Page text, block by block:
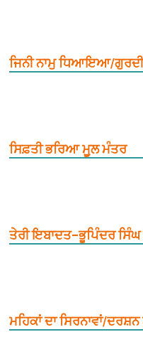
ਜਿਨੀ ਨਾਮੁ ਧਿਆਇਆ/
ਸਿਫ਼ਤੀ ਭਰਿਆ ਮੂ਼ਲ ਮੰਤਰ
ਤੇਰੀ ਇਬਾਦਤ–ਭੂਪਿੰਦਰ
ਮਹਿਕਾਂ ਦਾ ਸਿਰਨਾਵਾਂ/